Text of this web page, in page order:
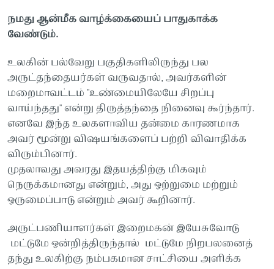
நமது ஆன்மீக வாழ்க்கையைப் பாதுகாக்க
வேண்டும்.
உலகின் பல்வேறு பகுதிகளிலிருந்து பல
அருட்தந்தையர்கள் வருவதால், அவர்களின்
மறைமாவட்டம் "உண்மையிலேயே சிறப்பு
வாய்ந்தது" என்று திருத்தந்தை நினைவு கூர்ந்தார்.
எனவே இந்த உலகளாவிய தன்மை காரணமாக
அவர் மூன்று விஷயங்களைப் பற்றி விவாதிக்க
விரும்பினார்.
முதலாவது அவரது இதயத்திற்கு மிகவும்
நெருக்கமானது என்றும், அது ஒற்றுமை மற்றும்
ஒருமைப்பாடு என்றும் அவர் கூறினார்.
அருட்பணியாளர்கள் இறைமகன் இயேசுவோடு
மட்டுமே ஒன்றித்திருந்தால் மட்டுமே நிறபலனைத்
தந்து உலகிற்கு நம்பகமான சாட்சியை அளிக்க